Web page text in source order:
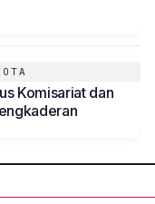
Komisariat dan